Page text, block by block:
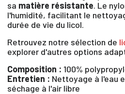
sa matière résistante. Le
l'humidité, facilitant le
durée de vie du licol.
Retrouvez notre sélection de
explorer d'autres options
Composition : 100%
Entretien : Nettoyage à l'eau
séchage à l'air libre
produits dans votre liste d'envie
ANNULER